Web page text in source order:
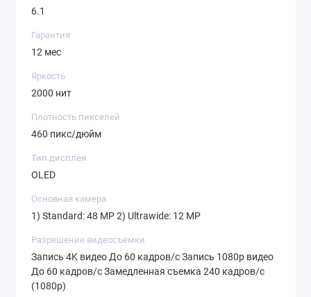
6.1
Гарантия
12 мес
Яркость
2000 нит
Плотность пикселей
460 пикс/дюйм
Тип дисплея
OLED
Основная камера
1) Standard: 48 MP 2) Ultrawide: 12 MP
Разрешение видеосъемки
Запись 4K видео До 60 кадров/c Запись 1080p видео
До 60 кадров/c Замедленная съемка 240 кадров/c
(1080p)